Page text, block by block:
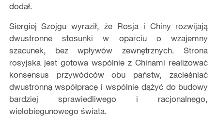
dodał.
Siergiej Szojgu wyraził, że Rosja i Chiny rozwijają
dwustronne stosunki w oparciu o wzajemny
szacunek, bez wpływów zewnętrznych. Strona
rosyjska jest gotowa wspólnie z Chinami realizować
konsensus przywódców obu państw, zacieśniać
dwustronną współpracę i wspólnie dążyć do budowy
bardziej sprawiedliwego i racjonalnego,
wielobiegunowego świata.